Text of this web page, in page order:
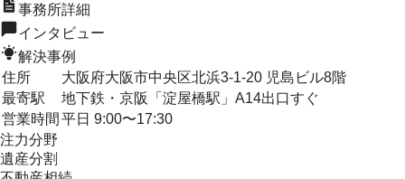
事務所詳細
インタビュー
解決事例
住所
大阪府大阪市中央区北浜3-1-20 児島ビル8階
最寄駅
地下鉄・京阪「淀屋橋駅」A14出口すぐ
営業時間 平日 9:00〜17:30
注力分野
遺産分割